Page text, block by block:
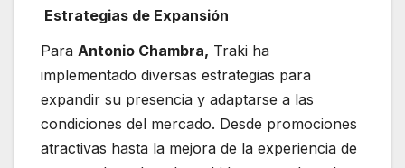
Estrategias de Expansión
Para Antonio Chambra, Traki ha
implementado diversas estrategias para
expandir su presencia y adaptarse a las
condiciones del mercado. Desde promociones
atractivas hasta la mejora de la experiencia de